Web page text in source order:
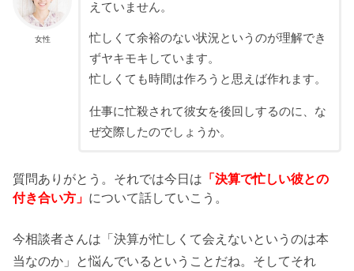
女性
えていません。
忙しくて余裕のない状況というのが理解でき
ずヤキモキしています。
忙しくても時間は作ろうと思えば作れます。
仕事に忙殺されて彼女を後回しするのに、な
ぜ交際したのでしょうか。
質問ありがとう。それでは今日は 「決算で忙しい彼との
付き合い方」 について話していこう。
今相談者さんは「決算が忙しくて会えないというのは本
当なのか」と悩んでいるということだね。そしてそれ